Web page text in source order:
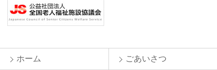
ホーム ごあいさつ